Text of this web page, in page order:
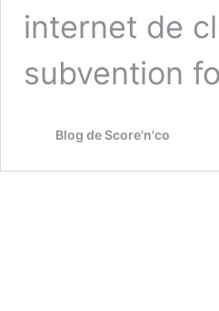
internet de
subvention
Blog de Score'n'co